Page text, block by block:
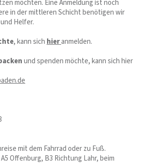
möchten. Eine Anmeldung ist noch
in der mittleren Schicht benötigen wir
Helfer.
, kann sich hieranmelden.
und spenden möchte, kann sich hier
mit dem Fahrrad oder zu Fuß.
A5 Offenburg, B3 Richtung Lahr, beim